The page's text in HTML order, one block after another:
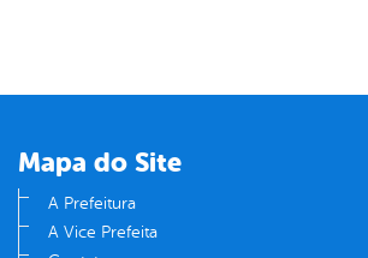
Mapa do Site
A Prefeitura
A Vice Prefeita